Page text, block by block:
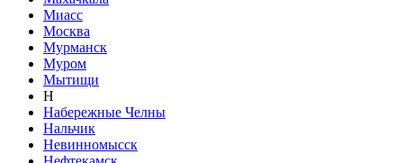
Миасс
Москва
Мурманск
Муром
Мытищи
Н
Набережные Челны
Нальчик
Невинномысск